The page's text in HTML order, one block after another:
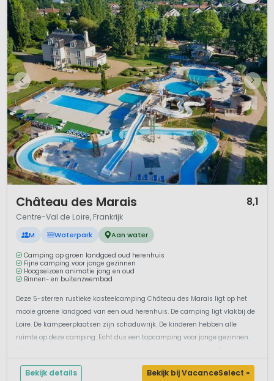
Château des Marais 8,1
Centre-Val de Loire, Frankrijk
M Waterpark Aan water
Camping op groen landgoed oud herenhuis
Fijne camping voor jonge gezinnen
Hoogseizoen animatie jong en oud
Binnen- en buitenzwembad
Deze 5-sterren rustieke kasteelcamping Château des Marais ligt op het
mooie groene landgoed van een oud herenhuis. De camping ligt vlakbij de
Loire. De kampeerplaatsen zijn schaduwrijk. De kinderen hebben alle
ruimte op deze camping. Echt dus een topcamping voor jonge gezinnen.
Bekijk details Bekijk bij VacanceSelect »